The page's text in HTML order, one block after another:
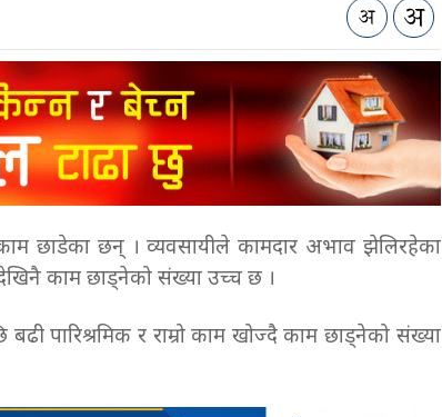
छाडेका छन् । व्यवसायीले कामदार अभाव झेलिरहेका
काम छाड्नेको संख्या उच्च छ ।
पारिश्रमिक र राम्रो काम खोज्दै काम छाड्नेको संख्या